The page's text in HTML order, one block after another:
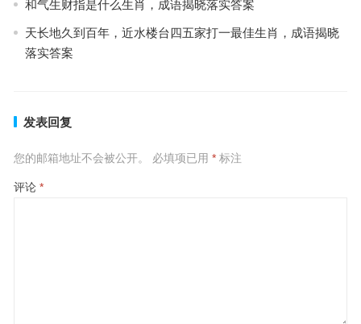
和气生财指是什么生肖，成语揭晓落实答案
天长地久到百年，近水楼台四五家打一最佳生肖，成语揭晓
落实答案
发表回复
您的邮箱地址不会被公开。 必填项已用 *标注
评论 *